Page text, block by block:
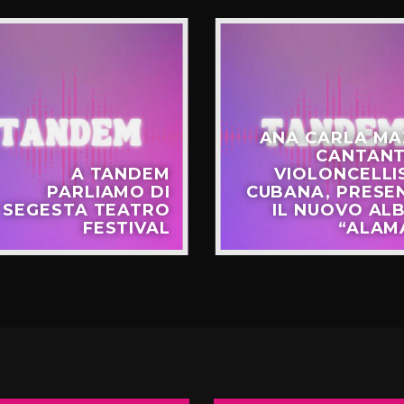
A TANDEM
PARLIAMO DI
SEGESTA TEATRO
FESTIVAL
ANA CARLA
CUBANA,
IL NUOVO